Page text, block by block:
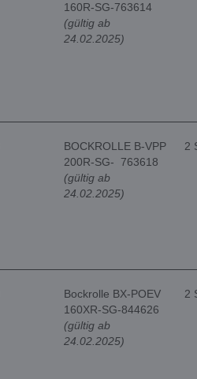
160R-SG-763614
(gültig ab
24.02.2025)
BOCKROLLE B-VPP
200R-SG- 763618
(gültig ab
24.02.2025)
2
Bockrolle BX-POEV
160XR-SG-844626
(gültig ab
24.02.2025)
2